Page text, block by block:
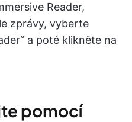
Reader,
zprávy, vyberte
a poté klikněte na
pomocí